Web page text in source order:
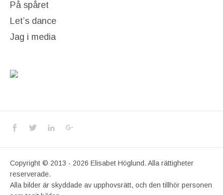
På spåret
Let’s dance
Jag i media
Social Media Profiles
Facebook
TwitterLinkedIn
Copyright © 2013 - 2026 Elisabet Höglund. Alla rättigheter
reserverade.
Alla bilder är skyddade av upphovsrätt, och den tillhör personen